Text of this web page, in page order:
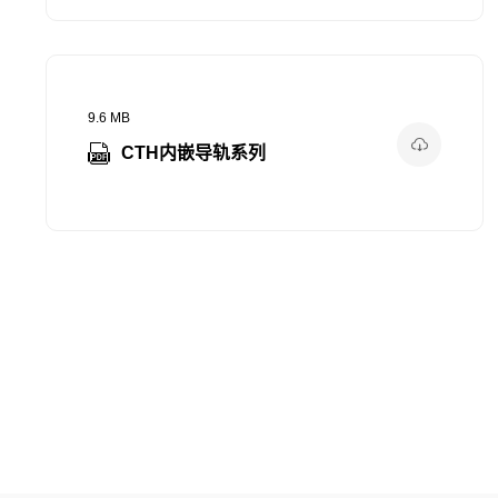
9.6 MB
CTH内嵌导轨系列